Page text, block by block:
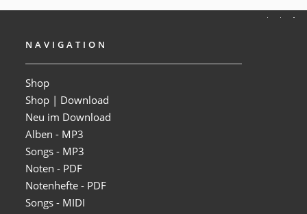
NAVIGATION
Shop
Shop | Download
Neu im Download
Alben - MP3
Songs - MP3
Noten - PDF
Notenhefte - PDF
Songs - MIDI